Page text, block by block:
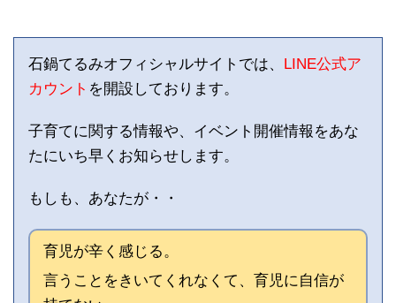
石鍋てるみオフィシャルサイトでは、 LINE公式ア
カウント を開設しております。
子育てに関する情報や、イベント開催情報をあな
たにいち早くお知らせします。
もしも、あなたが・・
育児が辛く感じる。
言うことをきいてくれなくて、育児に自信が